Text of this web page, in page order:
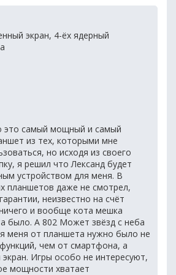
экран, 4-ёх ядерный
это самый мощный и самый
из тех, которыми мне
но исходя из своего
я решил что Лександ будет
устройством для меня. В
планшетов даже не смотрел,
неизвестно на счёт
и вообще кота мешка
было. A 802 Может звёзд с неба
меня от планшета нужно было не
чем от смартфона, а
Игры особо не интересуют,
мощности хватает